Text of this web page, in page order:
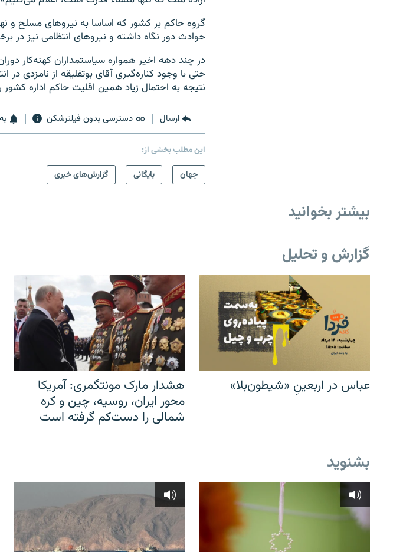
گروه حاکم بر کشور که اساسا به نیروهای مسلح و
حوادث دور نگاه داشته و نیروهای انتظامی نیز در
در چند دهه اخیر همواره سیاستمداران کهنه‌کار
حتی با وجود کناره‌گیری آقای بوتفلیقه از نامزدی در
نتیجه به احتمال زیاد همین اقلیت حاکم اداره
ارسال دسترسی بدون فیلترشکن
این مطلب بخشی از:
جهان
بایگانی گزارش‌های خبری
بیشتر بخوانید
گزارش و تحلیل
عباس در اربعینِ «شیطون‌بلا»
هشدار مارک مونتگمری: آمریکا
محور ایران، روسیه، چین و کره
شمالی را دست‌کم گرفته است
بشنوید